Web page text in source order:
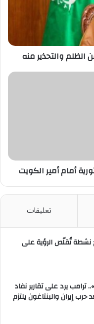
والتحذير منه
أمام أمير الكويت
تعليقات
نشطة تُقلّص الرؤية على
ترامب يرد على تقارير نفاد
حرب إيران والبنتاغون يلتزم